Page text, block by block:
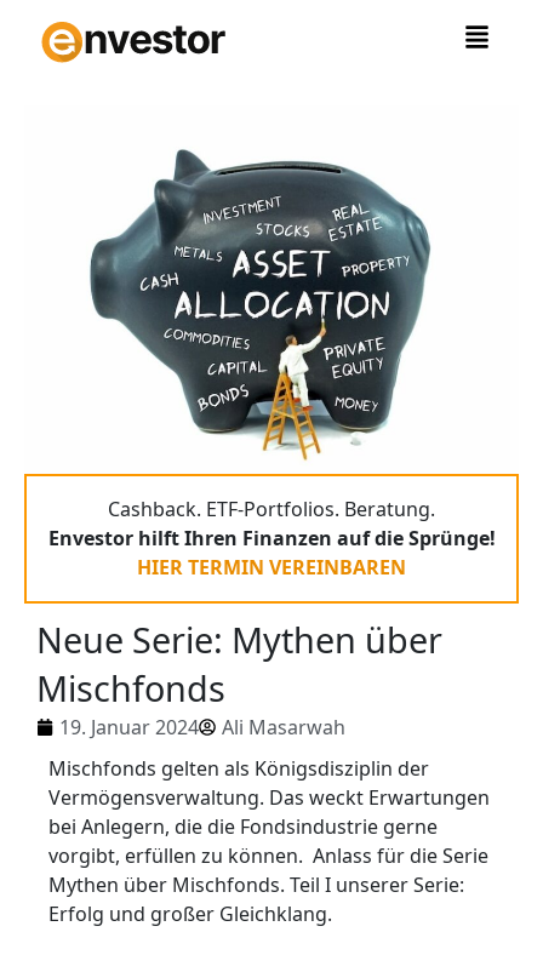
Inhalt
springen
Cashback. ETF-Portfolios. Beratung.
Envestor hilft Ihren Finanzen auf die Sprünge!
HIER TERMIN VEREINBAREN
Neue Serie: Mythen über
Mischfonds
19. Januar 2024
Ali Masarwah
Mischfonds gelten als Königsdisziplin der
Vermögensverwaltung. Das weckt Erwartungen
bei Anlegern, die die Fondsindustrie gerne
vorgibt, erfüllen zu können. Anlass für die Serie
Mythen über Mischfonds. Teil I unserer Serie:
Erfolg und großer Gleichklang.